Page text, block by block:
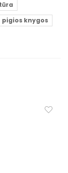
pigios knygos